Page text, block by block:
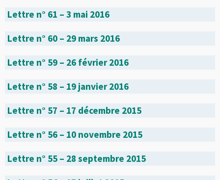
Lettre n° 61 – 3 mai 2016
Lettre n° 60 – 29 mars 2016
Lettre n° 59 – 26 février 2016
Lettre n° 58 – 19 janvier 2016
Lettre n° 57 – 17 décembre 2015
Lettre n° 56 – 10 novembre 2015
Lettre n° 55 – 28 septembre 2015